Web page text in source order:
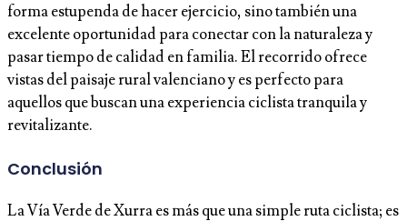
forma estupenda de hacer ejercicio, sino también una
excelente oportunidad para conectar con la naturaleza y
pasar tiempo de calidad en familia. El recorrido ofrece
vistas del paisaje rural valenciano y es perfecto para
aquellos que buscan una experiencia ciclista tranquila y
revitalizante.
Conclusión
La Vía Verde de Xurra es más que una simple ruta ciclista; es